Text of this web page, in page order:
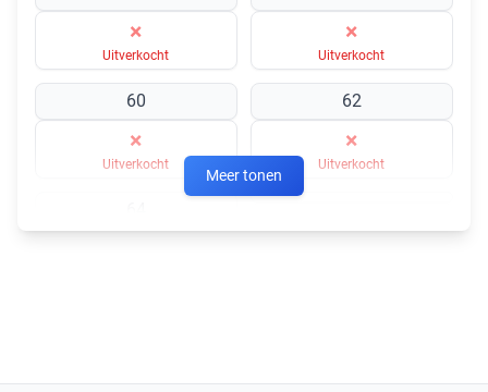
×
Uitverkocht
×
Uitverkocht
60
×
Uitverkocht
62
×
Uitverkocht
×
Meer tonen